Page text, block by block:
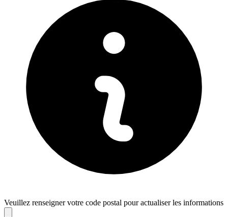
Veuillez renseigner votre code postal pour actualiser les informations